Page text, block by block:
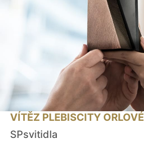
VÍTĚZ PLEBISCITY ORLOVÉ
SPsvitidla